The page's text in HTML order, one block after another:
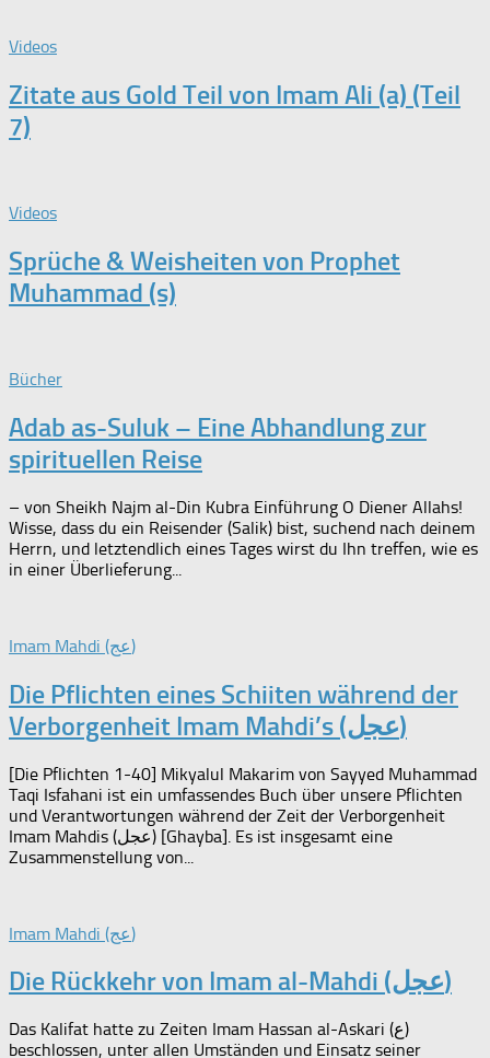
Videos
Zitate aus Gold Teil von Imam Ali (a) (Teil
7)
Videos
Sprüche & Weisheiten von Prophet
Muhammad (s)
Bücher
Adab as-Suluk – Eine Abhandlung zur
spirituellen Reise
– von Sheikh Najm al-Din Kubra Einführung O Diener Allahs!
Wisse, dass du ein Reisender (Salik) bist, suchend nach deinem
Herrn, und letztendlich eines Tages wirst du Ihn treffen, wie es
in einer Überlieferung...
Imam Mahdi (عج)
Die Pflichten eines Schiiten während der
Verborgenheit Imam Mahdi’s (عجل)
[Die Pflichten 1-40] Mikyalul Makarim von Sayyed Muhammad
Taqi Isfahani ist ein umfassendes Buch über unsere Pflichten
und Verantwortungen während der Zeit der Verborgenheit
Imam Mahdis (عجل) [Ghayba]. Es ist insgesamt eine
Zusammenstellung von...
Imam Mahdi (عج)
Die Rückkehr von Imam al-Mahdi (عجل)
Das Kalifat hatte zu Zeiten Imam Hassan al-Askari (ع)
beschlossen, unter allen Umständen und Einsatz seiner